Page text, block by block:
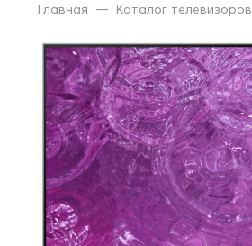
Главная — Каталог телевизоров